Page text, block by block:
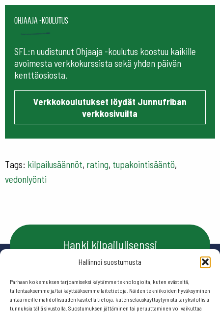
Hallinnoi suostumusta
Parhaan kokemuksen tarjoamiseksi käytämme teknologioita, kuten evästeitä,
tallentaaksemme ja/tai käyttääksemme laitetietoja. Näiden tekniikoiden hyväksyminen
antaa meille mahdollisuuden käsitellä tietoja, kuten selauskäyttäytymistä tai yksilöllisiä
tunnuksia tällä sivustolla. Suostumuksen jättäminen tai peruuttaminen voi vaikuttaa
Ohjaaja -koulutus
SFL:n uudistunut Ohjaaja -koulutus koostuu kaikille
avoimesta verkkokurssista sekä yhden päivän
kenttäosiosta.
Verkkokoulutukset löydät Junnufriban
verkkosivuilta
Tags: kilpailusäännöt, rating, tupakointisääntö,
vedonlyönti
Hanki kilpailulisenssi
Ota yhteyttä